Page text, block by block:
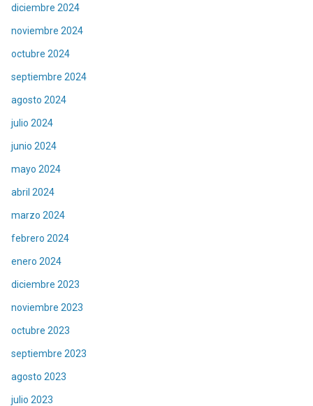
diciembre 2024
noviembre 2024
octubre 2024
septiembre 2024
agosto 2024
julio 2024
junio 2024
mayo 2024
abril 2024
marzo 2024
febrero 2024
enero 2024
diciembre 2023
noviembre 2023
octubre 2023
septiembre 2023
agosto 2023
julio 2023